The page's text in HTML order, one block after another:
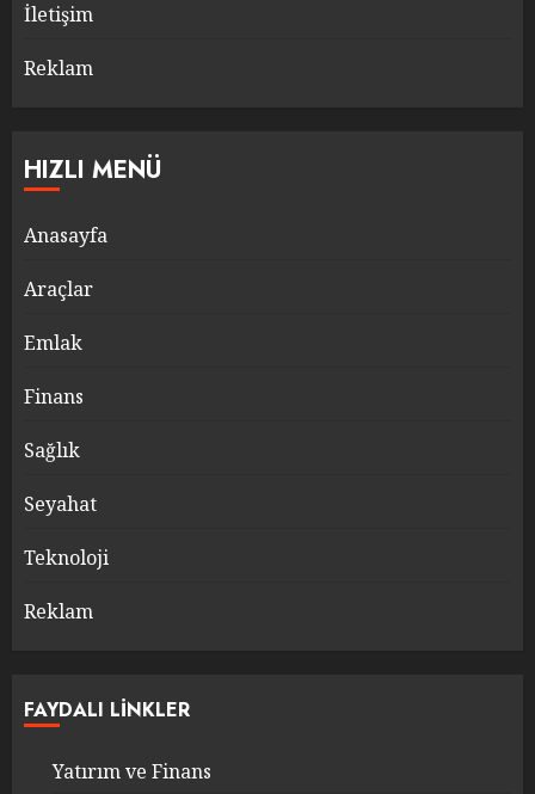
İletişim
Reklam
HIZLI MENÜ
Anasayfa
Araçlar
Emlak
Finans
Sağlık
Seyahat
Teknoloji
Reklam
FAYDALI LINKLER
Yatırım ve Finans